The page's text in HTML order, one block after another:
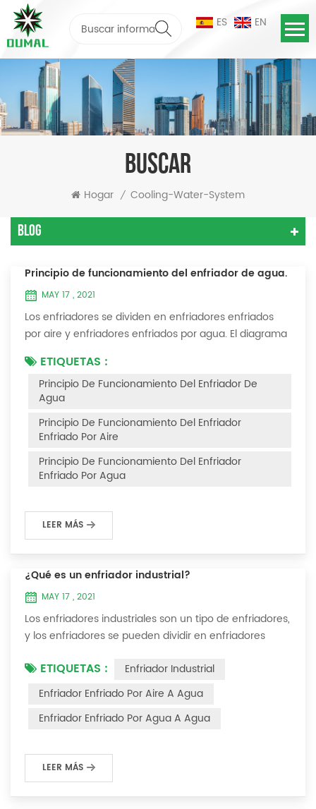
ES EN
BUSCAR
Hogar / Cooling-Water-System
Blog
Principio de funcionamiento del enfriador de agua.
MAY 17 , 2021
Los enfriadores se dividen en enfriadores enfriados
por aire y enfriadores enfriados por agua. El diagrama
enfriados por aire es el siguiente Principio de
funcionamiento del enfriador enfriado por aire El
enfriador enfriado por aire utiliza un evaporador de
carcasa y tubos (o tanque con serpentín) para
intercambiar calor entre el agua y el refrige...
ETIQUETAS :
Principio De Funcionamiento Del Enfriador De
Agua
Principio De Funcionamiento Del Enfriador
Enfriado Por Aire
Principio De Funcionamiento Del Enfriador
Enfriado Por Agua
LEER MÁS
¿Qué es un enfriador industrial?
MAY 17 , 2021
Los enfriadores industriales son un tipo de enfriadores,
y los enfriadores se pueden dividir en enfriadores
enfriador de agua es un tipo de equipo de
enfriamiento de agua, que puede proporcionar un
equipo de enfriamiento de temperatura constante,
corriente constante y presión constante. El principio
ETIQUETAS :
Enfriador Industrial
Enfriador Enfriado Por Aire A Agua
Enfriador Enfriado Por Agua A Agua
LEER MÁS